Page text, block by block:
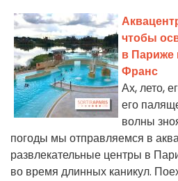
чтобы
в
Франс
Ах, лето,
его
волны
погоды мы отправляемся в
развлекательные центры в
во время длинных каникул.